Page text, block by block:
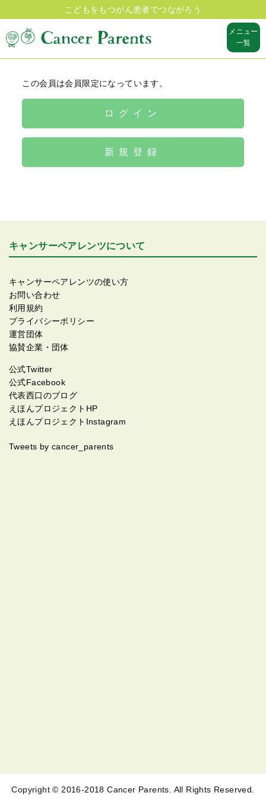
こどもをもつがん患者でつながろう
メニュー
一覧
この会員は会員限定になっています。
ログイン
新規登録
キャンサーペアレンツについて
キャンサーペアレンツの使い方
お問い合わせ
利用規約
プライバシーポリシー
運営団体
協賛企業・団体
公式Twitter
公式Facebook
代表西口のブログ
えほんプロジェクトHP
えほんプロジェクトInstagram
Tweets by cancer_parents
Copyright © 2016-2018 Cancer Parents. All Rights Reserved.